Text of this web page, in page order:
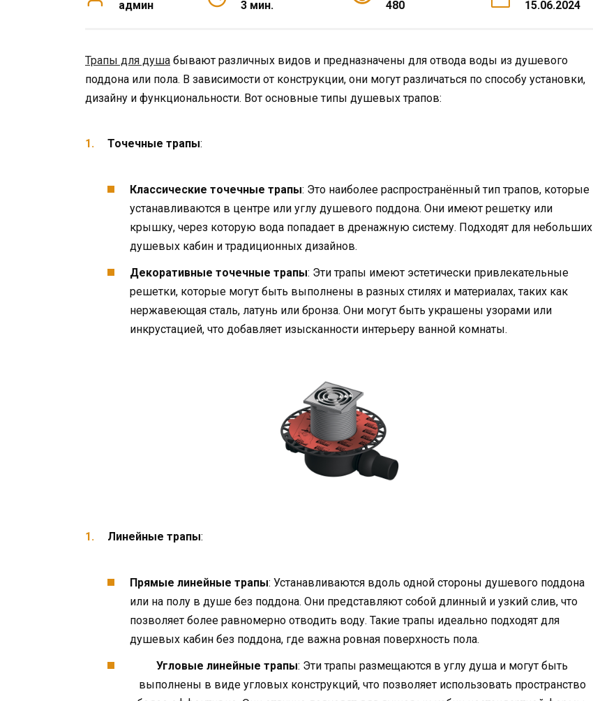
админ 3 мин. 480 15.06.2024
Трапы для душа бывают различных видов и предназначены для отвода воды из душевого
поддона или пола. В зависимости от конструкции, они могут различаться по способу установки,
дизайну и функциональности. Вот основные типы душевых трапов:
Точечные трапы:
Классические точечные трапы: Это наиболее распространённый тип трапов, которые
устанавливаются в центре или углу душевого поддона. Они имеют решетку или
крышку, через которую вода попадает в дренажную систему. Подходят для небольших
душевых кабин и традиционных дизайнов.
Декоративные точечные трапы: Эти трапы имеют эстетически привлекательные
решетки, которые могут быть выполнены в разных стилях и материалах, таких как
нержавеющая сталь, латунь или бронза. Они могут быть украшены узорами или
инкрустацией, что добавляет изысканности интерьеру ванной комнаты.
Линейные трапы:
Прямые линейные трапы: Устанавливаются вдоль одной стороны душевого поддона
или на полу в душе без поддона. Они представляют собой длинный и узкий слив, что
позволяет более равномерно отводить воду. Такие трапы идеально подходят для
душевых кабин без поддона, где важна ровная поверхность пола.
Угловые линейные трапы: Эти трапы размещаются в углу душа и могут быть
выполнены в виде угловых конструкций, что позволяет использовать пространство